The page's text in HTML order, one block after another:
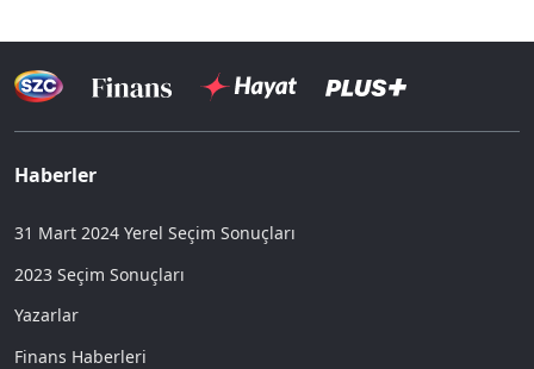
Haberler
31 Mart 2024 Yerel Seçim Sonuçları
2023 Seçim Sonuçları
Yazarlar
Finans Haberleri